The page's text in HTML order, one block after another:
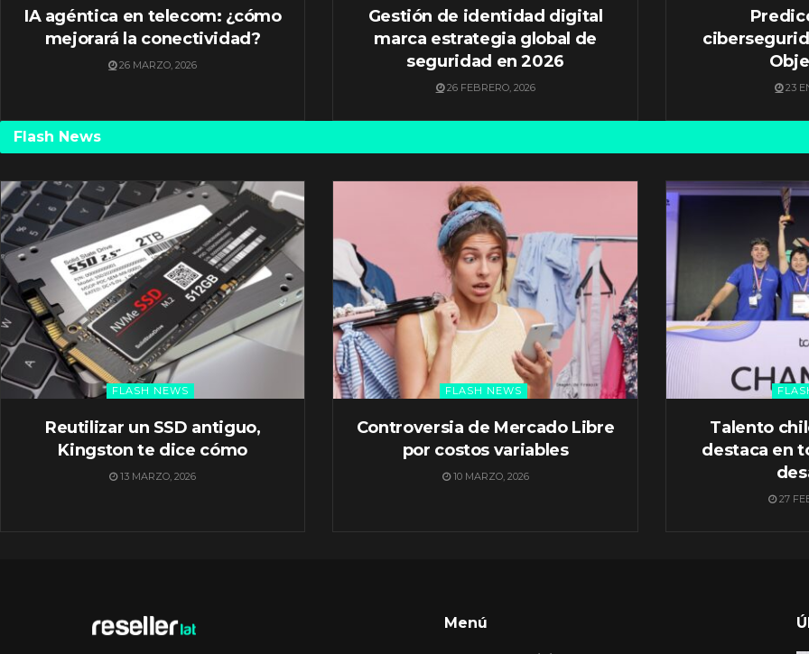
IA agéntica en telecom: ¿cómo
mejorará la conectividad?
26 MARZO, 2026
Gestión de identidad digital
marca estrategia global de
seguridad en 2026
26 FEBRERO, 2026 23
Flash News
FLASH NEWS
Reutilizar un SSD antiguo,
Kingston te dice cómo
13 MARZO, 2026
FLASH NEWS
Controversia de Mercado Libre
por costos variables
10 MARZO, 2026
Talento
destaca en
27
Menú